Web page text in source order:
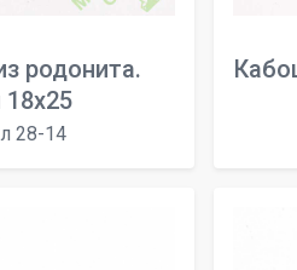
родонита.
18х25
28-14